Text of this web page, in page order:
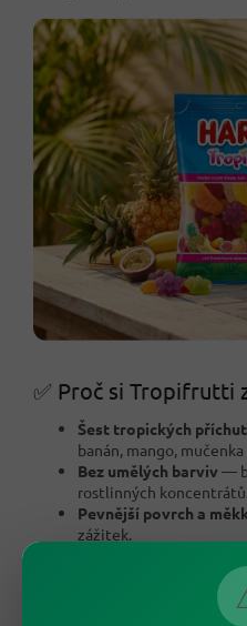
✅ Proč si Tropifrutti
Šest tropických
banán, mango, mučenka
Bez umělých barviv—
rostlinných
Pevnější povrch a
zážitek.
Praktický sáček 175 g
,